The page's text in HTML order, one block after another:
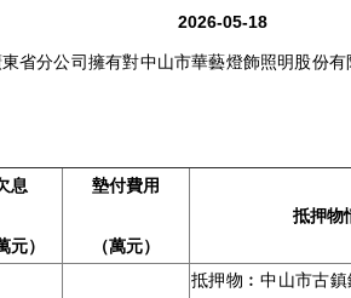
2026-05-18
省分公司擁有對中山市華藝燈飾照明股份
息
元）
墊付費用
（萬元）
抵押物
抵押物︰中山市古